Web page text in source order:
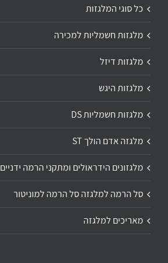
כל סוגי המלגזות
מלגזות חשמליות למכירה
מלגזות דיזל
מלגזות היגש
מלגזות חשמליות DS
מלגזה אדם הולך ST
מלגזונים הידראולים ומתקני הרמה ידניים
סל הרמה למלגזה סל הרמה למוניטור
מאריכים למלגזה